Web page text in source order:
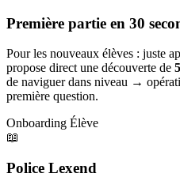
Première partie en 30
Pour les nouveaux élèves : juste
propose direct une découverte de
de naviguer dans niveau →
première question.
Onboarding Élève
📖
Police Lexend